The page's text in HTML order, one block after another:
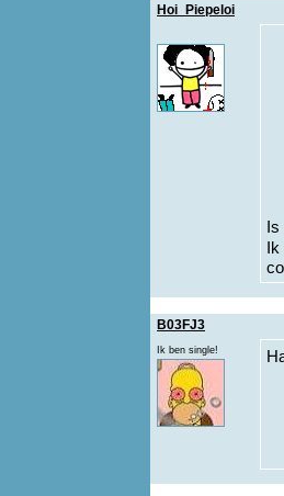
Hoi_Piepeloi
B03FJ3
Ik ben single!